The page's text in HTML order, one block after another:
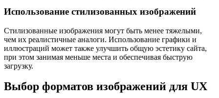
Использование стилизованных изображений
Стилизованные изображения могут быть менее тяжелыми,
чем их реалистичные аналоги. Использование графики и
иллюстраций может также улучшить общую эстетику сайта,
при этом занимая меньше места и обеспечивая быструю
загрузку.
Выбор форматов изображений для UX